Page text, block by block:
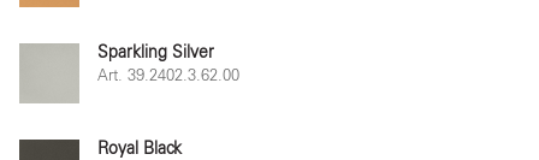
Sparkling Silver
Art. 39.2402.3.62.00
Royal Black